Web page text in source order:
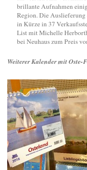
brillante Aufnahmen
Region. Die Auslieferung
in Kürze in 37
List mit Michelle
bei Neuhaus zum Preis
Weiterer Kalender mit